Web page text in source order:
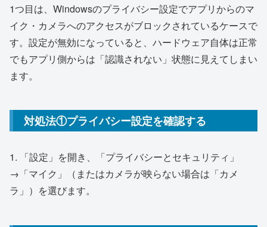
1つ目は、Windowsのプライバシー設定でアプリからのマ
イク・カメラへのアクセスがブロックされているケースで
す。設定が無効になっていると、ハードウェア自体は正常
でもアプリ側からは「認識されない」状態に見えてしまい
ます。
対処法①プライバシー設定を確認する
1. 「設定」を開き、「プライバシーとセキュリティ」
→「マイク」（またはカメラが映らない場合は「カメ
ラ」）を選びます。